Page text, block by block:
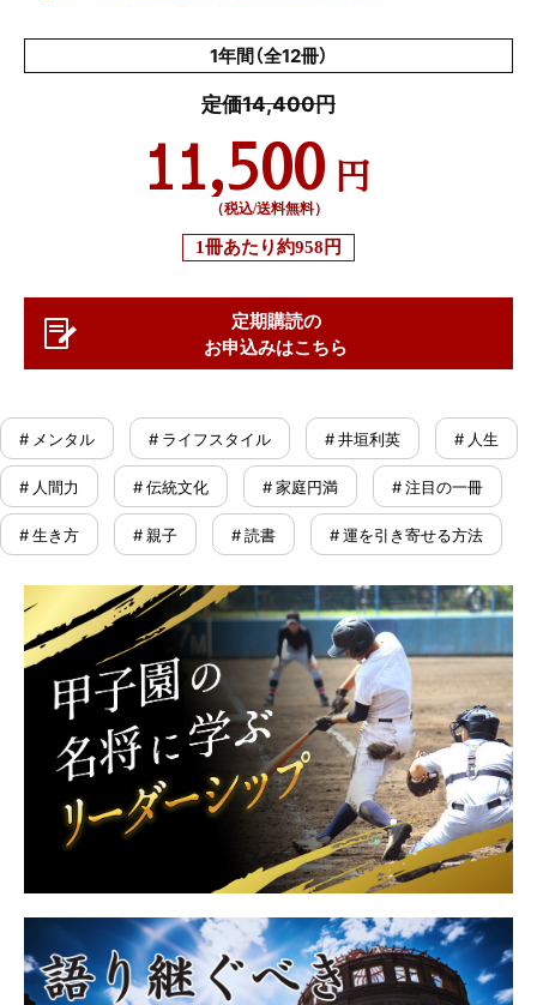
1年間（全12冊）
定価14,400円
11,500 円
（税込/送料無料）
1冊あたり約958円
定期購読の
お申込みはこちら
# メンタル # ライフスタイル # 井垣利英 # 人生
# 人間力 # 伝統文化 # 家庭円満 # 注目の一冊
# 生き方 # 親子 # 読書 # 運を引き寄せる方法